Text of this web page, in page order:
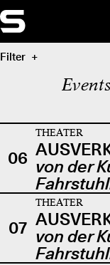
Filter
06
THEATER
von der
07
THEATER
von der